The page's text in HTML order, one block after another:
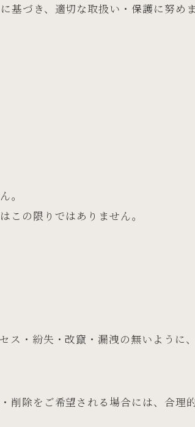
づき、適切な取扱い・保護に努めま
。
この限りではありません。
・紛失・改竄・漏洩の無いように
除をご希望される場合には、合理